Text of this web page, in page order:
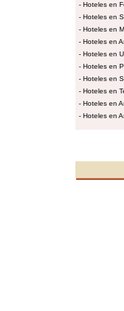
- Hoteles en
- Hoteles en
- Hoteles en
- Hoteles en
- Hoteles en
- Hoteles en
- Hoteles en
- Hoteles en
- Hoteles en
- Hoteles en